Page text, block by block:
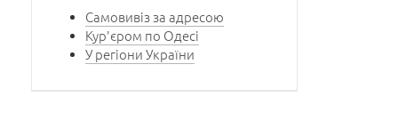
Самовивіз за адресою
Кур'єром по Одесі
У регіони України